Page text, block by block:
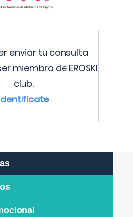
enviar tu consulta
miembro de EROSKI
club.